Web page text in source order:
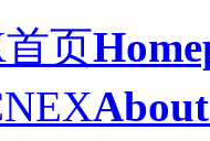
页